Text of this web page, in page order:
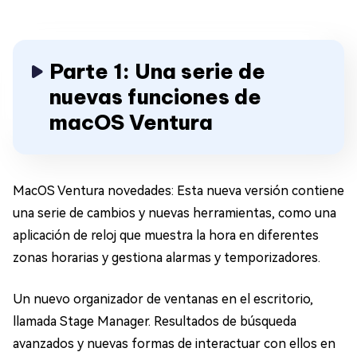
Parte 1: Una serie de
nuevas funciones de
macOS Ventura
MacOS Ventura novedades: Esta nueva versión contiene
una serie de cambios y nuevas herramientas, como una
aplicación de reloj que muestra la hora en diferentes
zonas horarias y gestiona alarmas y temporizadores.
Un nuevo organizador de ventanas en el escritorio,
llamada Stage Manager. Resultados de búsqueda
avanzados y nuevas formas de interactuar con ellos en